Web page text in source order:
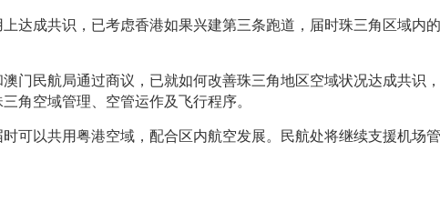
成共识，已考虑香港如果兴建第三条跑道，届时珠三角区域内
民航局通过商议，已就如何改善珠三角地区空域状况达成共识
角空域管理、空管运作及飞行程序。
以共用粤港空域，配合区内航空发展。民航处将继续支援机场